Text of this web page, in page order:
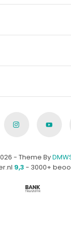
- Theme By
9,3 - 3000+